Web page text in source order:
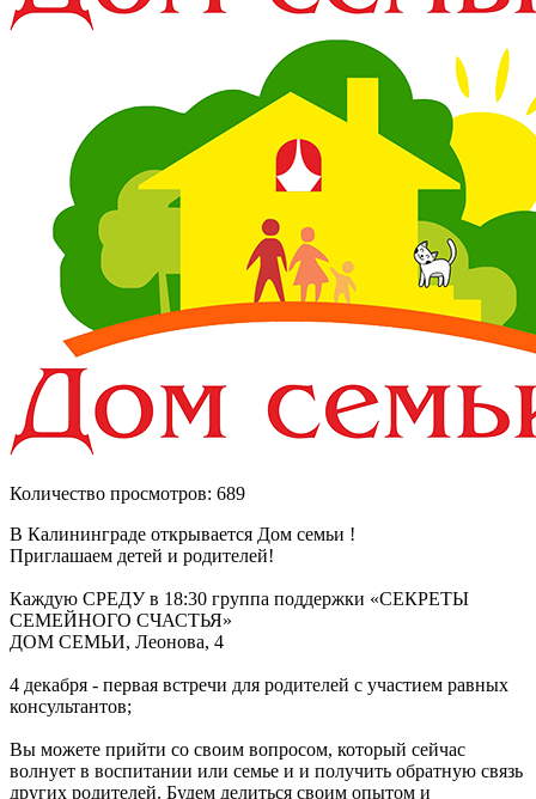
Количество просмотров: 689
В Калининграде открывается Дом семьи !
Приглашаем детей и родителей!
Каждую СРЕДУ в 18:30 группа поддержки «СЕКРЕТЫ
СЕМЕЙНОГО СЧАСТЬЯ»
ДОМ СЕМЬИ, Леонова, 4
4 декабря - первая встречи для родителей с участием равных
консультантов;
Вы можете прийти со своим вопросом, который сейчас
волнует в воспитании или семье и и получить обратную связь
других родителей. Будем делиться своим опытом и